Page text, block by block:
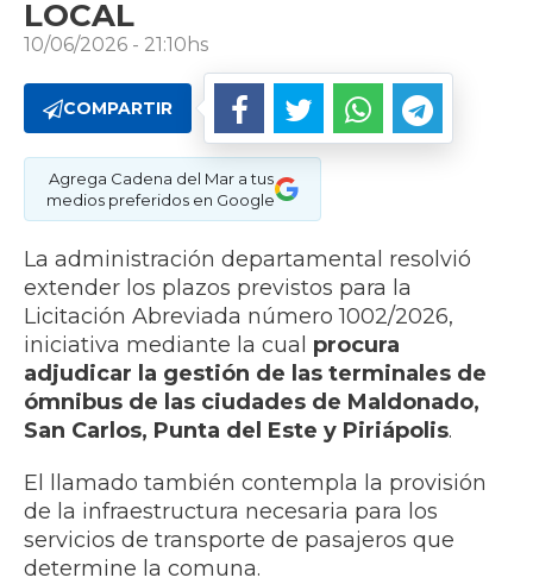
LOCAL
10/06/2026 - 21:10hs
COMPARTIR
Agrega Cadena del Mar a tus
medios preferidos en Google
La administración departamental resolvió
extender los plazos previstos para la
Licitación Abreviada número 1002/2026,
iniciativa mediante la cual procura
adjudicar la gestión de las terminales de
ómnibus de las ciudades de Maldonado,
San Carlos, Punta del Este y Piriápolis.
El llamado también contempla la provisión
de la infraestructura necesaria para los
servicios de transporte de pasajeros que
determine la comuna.